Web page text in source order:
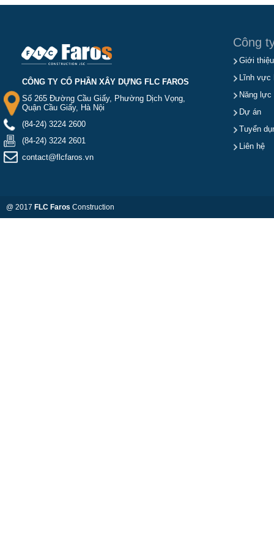
CÔNG TY CỔ PHẦN XÂY DỰNG FLC FAROS
Số 265 Đường Cầu Giấy, Phường Dịch Vọng,
Quận Cầu Giấy, Hà Nội
(84-24) 3224 2600
(84-24) 3224 2601
contact@flcfaros.vn
Công
Giới thiệu
Lĩnh vực
Năng lực
Dự án
Tuyển
Liên hệ
@ 2017 FLC Faros Construction